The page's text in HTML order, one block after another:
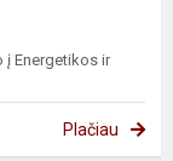
į Energetikos ir
Plačiau